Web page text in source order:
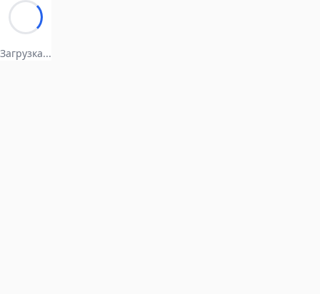
Загрузка...